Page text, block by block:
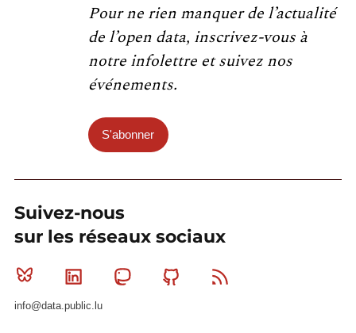
Pour ne rien manquer de l’actualité
de l’open data, inscrivez-vous à
notre infolettre et suivez nos
événements.
S'abonner
Suivez-nous
sur les réseaux sociaux
Bluesky Linkedin MastodonGithub
info@data.public.lu